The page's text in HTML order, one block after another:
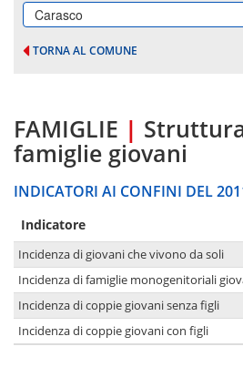
Carasco
TORNA AL COMUNE
FAMIGLIE |
famiglie giovani
INDICATORI AI CONFINI DEL
Indicatore
Incidenza di giovani che vivono da soli
Incidenza di famiglie monogenitoriali
Incidenza di coppie giovani senza figli
Incidenza di coppie giovani con figli